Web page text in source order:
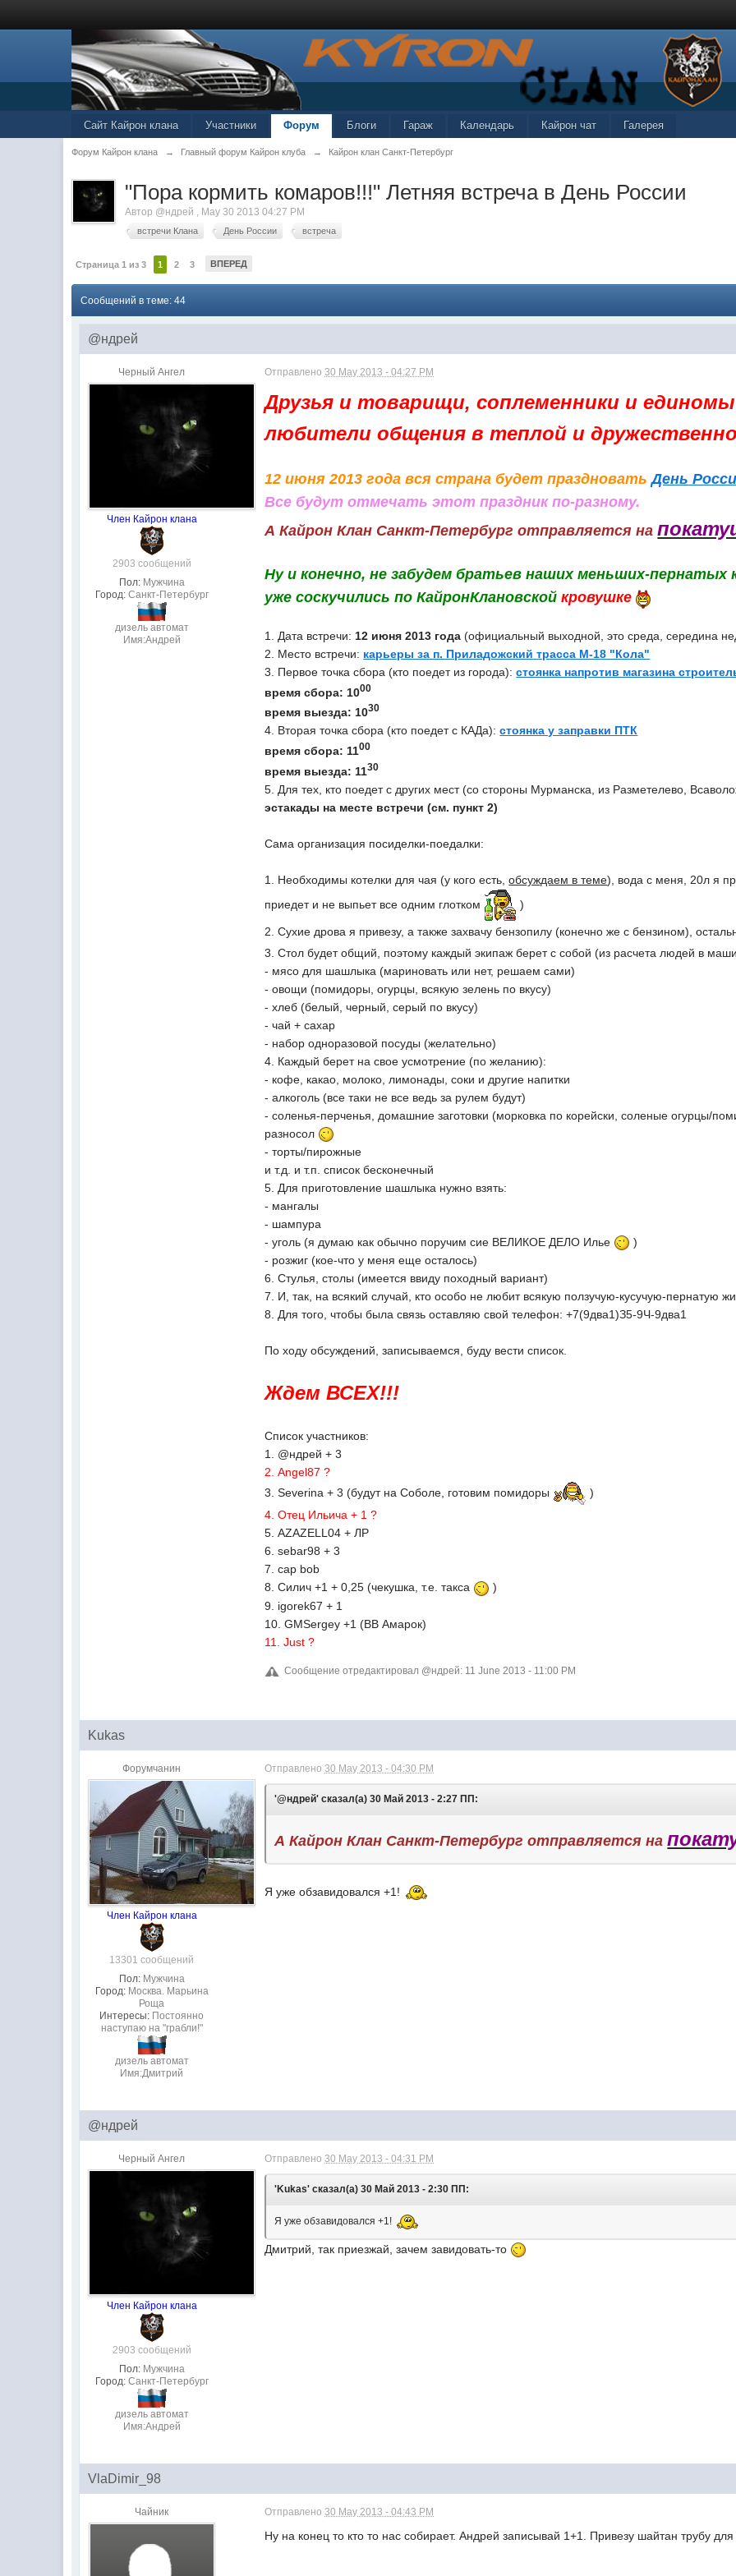
Сайт Кайрон клана Участники Форум Блоги Гараж Календарь Кайрон чат Галерея
Форум Кайрон клана → Главный форум Кайрон клуба → Кайрон клан Санкт-Петербург
"Пора кормить комаров!!!" Летняя встреча в День России
Автор @ндрей , May 30 2013 04:27 PM
встречи Клана День России встреча
Страница 1 из 3 1 2 3 ВПЕРЕД
Сообщений в теме: 44
@ндрей
Черный Ангел
Член Кайрон клана
2903 сообщений
Пол: Мужчина
Город: Санкт-Петербург
дизель автомат
Имя:Андрей
Отправлено30 May 2013 - 04:27 PM
Друзья и товарищи, соплеменники и
любители общения в теплой и
12 июня 2013 года вся страна будет праздноватьДень
Все будут отмечать этот праздник по-разному.
А Кайрон Клан Санкт-Петербург отправляется на
Ну и конечно, не забудем братьев наших меньших-
уже соскучились по КайронКлановскойкровушке
1. Дата встречи: 12 июня 2013 года (официальный выходной, это среда, середина
2. Место встречи: карьеры за п. Приладожский трасса М-18 "Кола"
3. Первое точка сбора (кто поедет из города):стоянка напротив магазина
время сбора: 1000
время выезда: 1030
4. Вторая точка сбора (кто поедет с КАДа):стоянка у заправки ПТК
время сбора: 1100
время выезда: 1130
5. Для тех, кто поедет с других мест (со стороны Мурманска, из Разметелево,
эстакады на месте встречи (см. пункт 2)
Сама организация посиделки-поедалки:
1. Необходимы котелки для чая (у кого есть,обсуждаем в теме), вода с меня, 20л я
приедет и не выпьет все одним глотком
)
2. Сухие дрова я привезу, а также захвачу бензопилу (конечно же с бензином),
3. Стол будет общий, поэтому каждый экипаж берет с собой (из расчета людей в
- мясо для шашлыка (мариновать или нет, решаем сами)
- овощи (помидоры, огурцы, всякую зелень по вкусу)
- хлеб (белый, черный, серый по вкусу)
- чай + сахар
- набор одноразовой посуды (желательно)
4. Каждый берет на свое усмотрение (по желанию):
- кофе, какао, молоко, лимонады, соки и другие напитки
- алкоголь (все таки не все ведь за рулем будут)
- соленья-перченья, домашние заготовки (морковка по корейски, соленые огурцы/
разносол
- торты/пирожные
и т.д. и т.п. список бесконечный
5. Для приготовление шашлыка нужно взять:
- мангалы
- шампура
- уголь (я думаю как обычно поручим сие ВЕЛИКОЕ ДЕЛО Илье
)
- розжиг (кое-что у меня еще осталось)
6. Стулья, столы (имеется ввиду походный вариант)
7. И, так, на всякий случай, кто особо не любит всякую ползучую-кусучую-пернатую
8. Для того, чтобы была связь оставляю свой телефон: +7(9два1)З5-9Ч-9два1
По ходу обсуждений, записываемся, буду вести список.
Ждем ВСЕХ!!!
Список участников:
1. @ндрей + 3
2. Angel87 ?
3. Severina + 3 (будут на Соболе, готовим помидоры
)
4. Отец Ильича + 1 ?
5. AZAZELL04 + ЛР
6. sebar98 + 3
7. cap bob
8. Силич +1 + 0,25 (чекушка, т.е. такса
)
9. igorek67 + 1
10. GMSergey +1 (ВВ Амарок)
11. Just ?
Сообщение отредактировал @ндрей: 11 June 2013 - 11:00 PM
Kukas
Форумчанин
Член Кайрон клана
13301 сообщений
Пол: Мужчина
Город: Москва. Марьина
Роща
Интересы: Постоянно
наступаю на "грабли!"
дизель автомат
Имя:Дмитрий
Отправлено30 May 2013 - 04:30 PM
'@ндрей' сказал(а) 30 Май 2013 - 2:27 ПП:
А Кайрон Клан Санкт-Петербург отправляется на
Я уже обзавидовался +1!
@ндрей
Черный Ангел
Член Кайрон клана
2903 сообщений
Пол: Мужчина
Город: Санкт-Петербург
дизель автомат
Имя:Андрей
Отправлено30 May 2013 - 04:31 PM
'Kukas' сказал(а) 30 Май 2013 - 2:30 ПП:
Я уже обзавидовался +1!
Дмитрий, так приезжай, зачем завидовать-то
VlaDimir_98
Чайник Отправлено30 May 2013 - 04:43 PM
Ну на конец то кто то нас собирает. Андрей записывай 1+1. Привезу шайтан трубу для